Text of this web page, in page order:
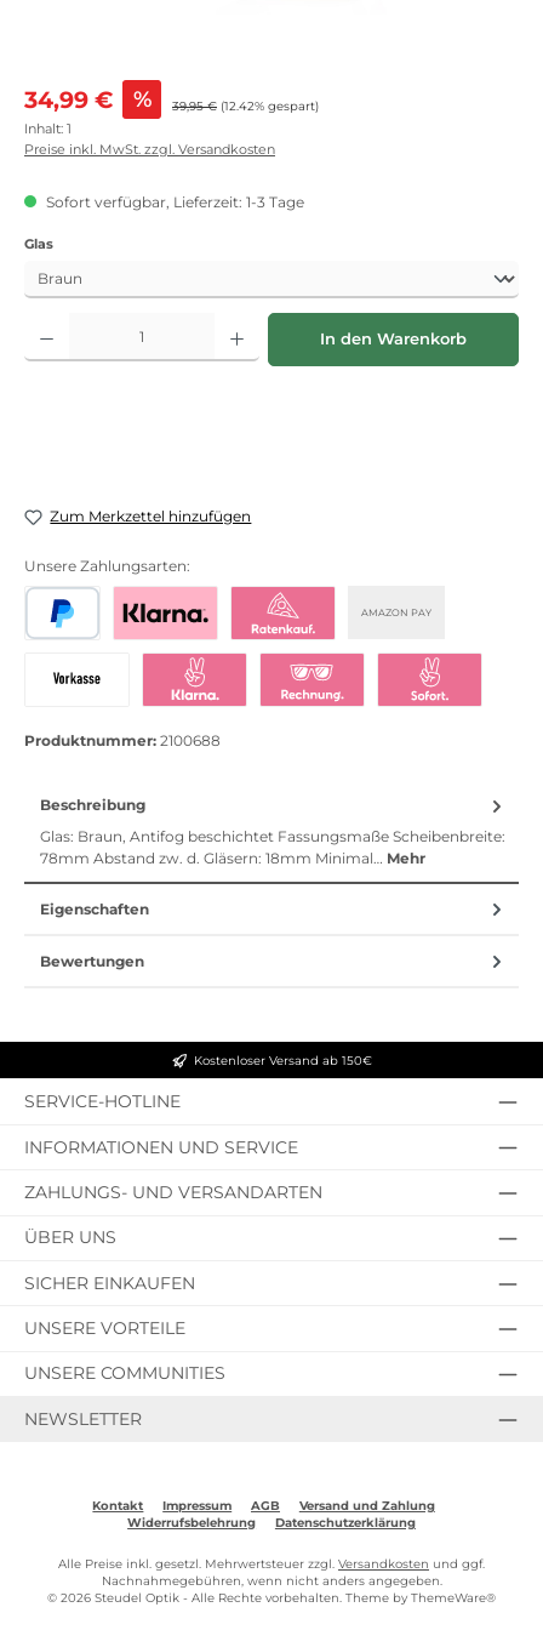
Verkaufspreis:
34,99 € % Regulärer Preis:
39,95 € (12.42% gespart)
Inhalt: 1
Preise inkl. MwSt. zzgl. Versandkosten
Sofort verfügbar, Lieferzeit: 1-3 Tage
Glasauswählen
Produkt Anzahl: Gib den gewünschten Wert ein oder benutze die
In den Warenkorb
Zum Merkzettel hinzufügen
Unsere Zahlungsarten:
AMAZON PAY
Produktnummer: 2100688
Beschreibung
Glas: Braun, Antifog beschichtet Fassungsmaße Scheibenbreite:
78mm Abstand zw. d. Gläsern: 18mm Minimal… Mehr
Eigenschaften
Bewertungen
Kostenloser Versand ab 150€
SERVICE-HOTLINE
INFORMATIONEN UND SERVICE
ZAHLUNGS- UND VERSANDARTEN
ÜBER UNS
SICHER EINKAUFEN
UNSERE VORTEILE
UNSERE COMMUNITIES
NEWSLETTER
Kontakt Impressum AGB
Versand und Zahlung
Widerrufsbelehrung
Datenschutzerklärung
Alle Preise inkl. gesetzl. Mehrwertsteuer zzgl. Versandkosten und ggf.
Nachnahmegebühren, wenn nicht anders angegeben.
© 2026 Steudel Optik - Alle Rechte vorbehalten. Theme by ThemeWare®